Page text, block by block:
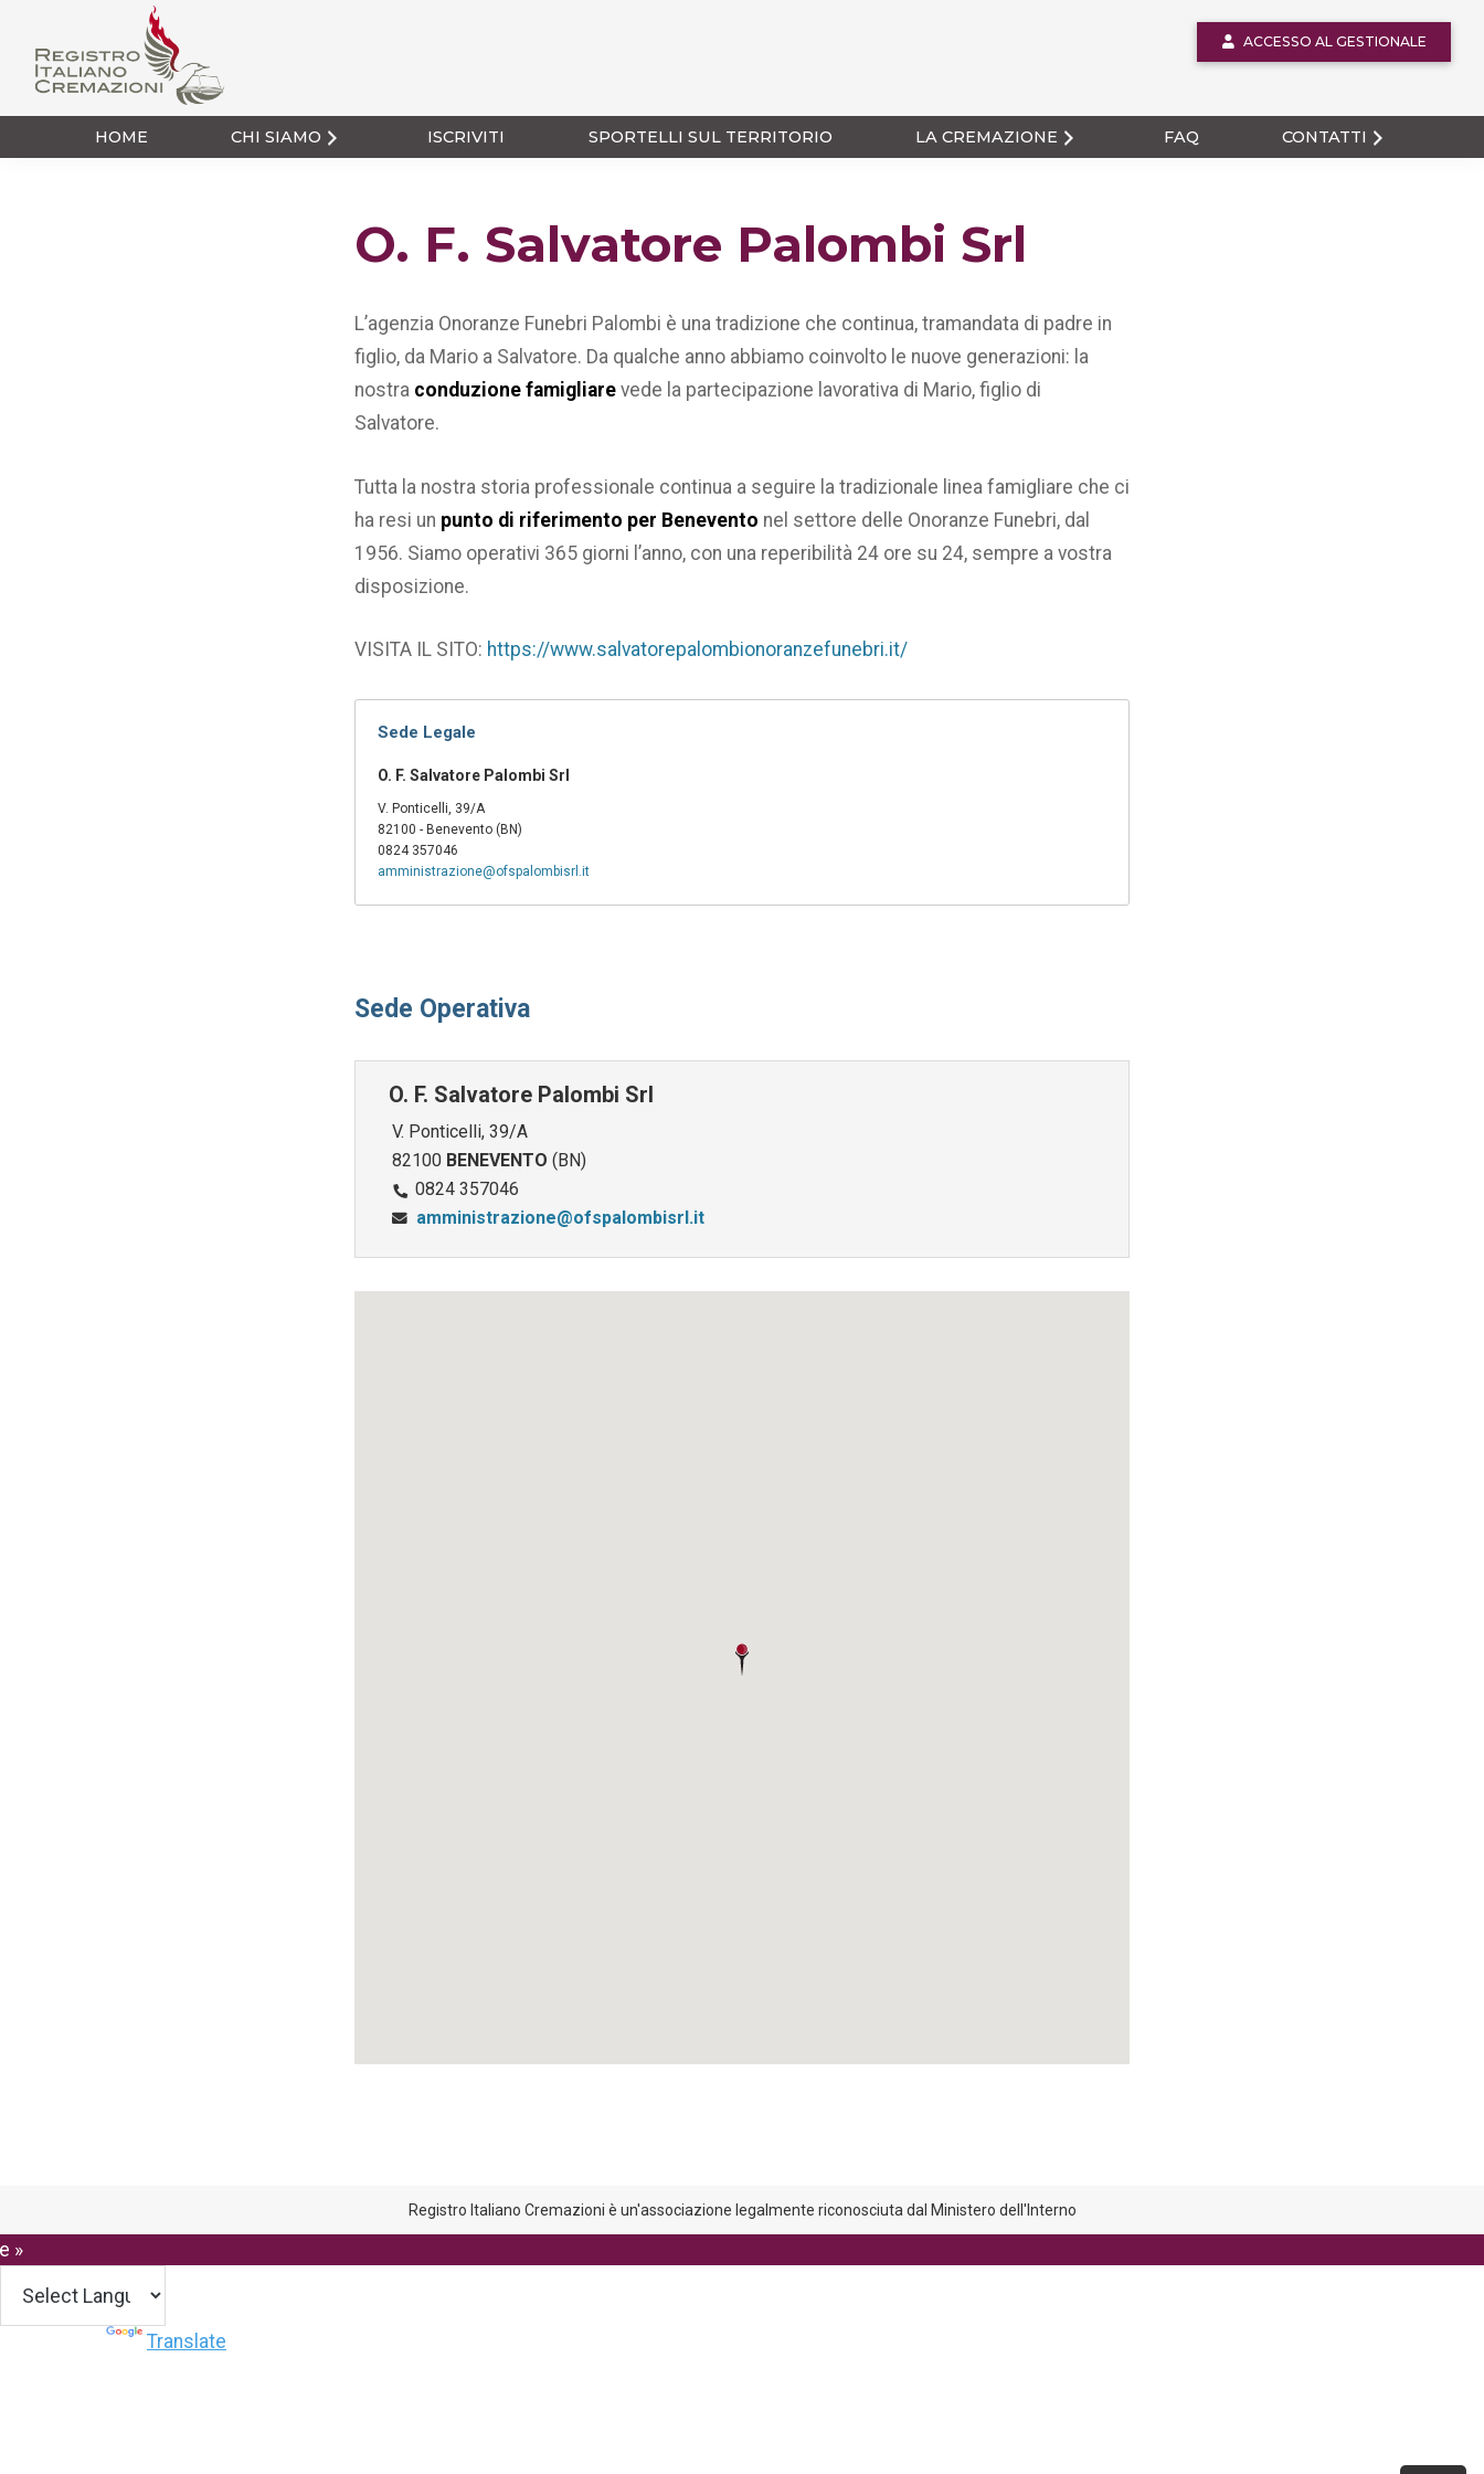
navigazione
contenuto
Registro Italiano
Cremazioni
ACCESSO AL GESTIONALE
HOME CHI SIAMO ISCRIVITI SPORTELLI SUL TERRITORIO LA CREMAZIONE FAQ CONTATTI
O. F. Salvatore Palombi Srl
L’agenzia Onoranze Funebri Palombi è una tradizione che continua, tramandata di padre in
figlio, da Mario a Salvatore. Da qualche anno abbiamo coinvolto le nuove generazioni: la
nostra conduzione famigliare vede la partecipazione lavorativa di Mario, figlio di
Salvatore.
Tutta la nostra storia professionale continua a seguire la tradizionale linea famigliare che ci
ha resi un punto di riferimento per Benevento nel settore delle Onoranze Funebri, dal
1956. Siamo operativi 365 giorni l’anno, con una reperibilità 24 ore su 24, sempre a vostra
disposizione.
VISITA IL SITO: https://www.salvatorepalombionoranzefunebri.it/
Sede Legale
O. F. Salvatore Palombi Srl
V. Ponticelli, 39/A
82100 - Benevento (BN)
0824 357046
amministrazione@ofspalombisrl.it
Sede Operativa
O. F. Salvatore Palombi Srl
V. Ponticelli, 39/A
82100 BENEVENTO (BN)
0824 357046
amministrazione@ofspalombisrl.it
Registro Italiano Cremazioni è un'associazione legalmente riconosciuta dal Ministero dell'Interno
»
Translate